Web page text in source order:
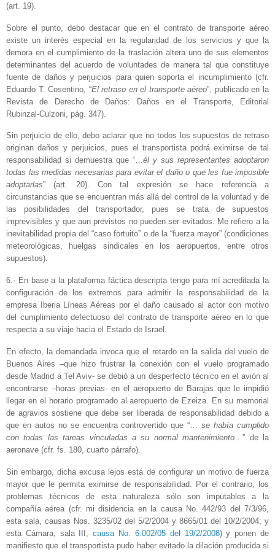
(art. 19).
Sobre el punto, debo destacar que en el contrato de transporte aéreo
existe un interés especial en la regularidad de los servicios y que la
demora en el cumplimiento de la traslación altera uno de sus elementos
determinantes del acuerdo de voluntades de manera tal que constituye
fuente de daños y perjuicios para quien soporta el incumplimiento (cfr.
Eduardo T. Cosentino, “El retraso en el transporte aéreo”, publicado en la
Revista de Derecho de Daños: Daños en el Transporte, Editorial
Rubinzal-Culzoni, pág. 347).
Sin perjuicio de ello, debo aclarar que no todos los supuestos de retraso
originan daños y perjuicios, pues el transportista podrá eximirse de tal
responsabilidad si demuestra que “…él y sus representantes adoptaron
todas las medidas necesarias para evitar el daño o que les fue imposible
adoptarlas” (art. 20). Con tal expresión se hace referencia a
circunstancias que se encuentran más allá del control de la voluntad y de
las posibilidades del transportador, pues se trata de supuestos
imprevisibles y que aun previstos no pueden ser evitados. Me refiero a la
inevitabilidad propia del “caso fortuito” o de la “fuerza mayor” (condiciones
meteorológicas, huelgas sindicales en los aeropuertos, entre otros
supuestos).
6.- En base a la plataforma fáctica descripta tengo para mí acreditada la
configuración de los extremos para admitir la responsabilidad de la
empresa Iberia Líneas Aéreas por el daño causado al actor con motivo
del cumplimiento defectuoso del contrato de transporte aéreo en lo que
respecta a su viaje hacia el Estado de Israel.
En efecto, la demandada invoca que el retardo en la salida del vuelo de
Buenos Aires –que hizo frustrar la conexión con el vuelo programado
desde Madrid a Tel Aviv- se debió a un desperfecto técnico en el avión al
encontrarse –horas previas- en el aeropuerto de Barajas que le impidió
llegar en el horario programado al aeropuerto de Ezeiza. En su memorial
de agravios sostiene que debe ser liberada de responsabilidad debido a
que en autos no se encuentra controvertido que “… se había cumplido
con todas las tareas vinculadas a su normal mantenimiento…” de la
aeronave (cfr. fs. 180, cuarto párrafo).
Sin embargo, dicha excusa lejos está de configurar un motivo de fuerza
mayor que le permita eximirse de responsabilidad. Por el contrario, los
problemas técnicos de esta naturaleza sólo son imputables a la
compañía aérea (cfr. mi disidencia en la causa No. 442/93 del 7/3/96,
esta sala, causas Nos. 3235/02 del 5/2/2004 y 8665/01 del 10/2/2004; y
esta Cámara, sala III,causa No. 6.002/05 del 19/2/2008) y ponen de
manifiesto que el transportista pudo haber evitado la dilación producida si